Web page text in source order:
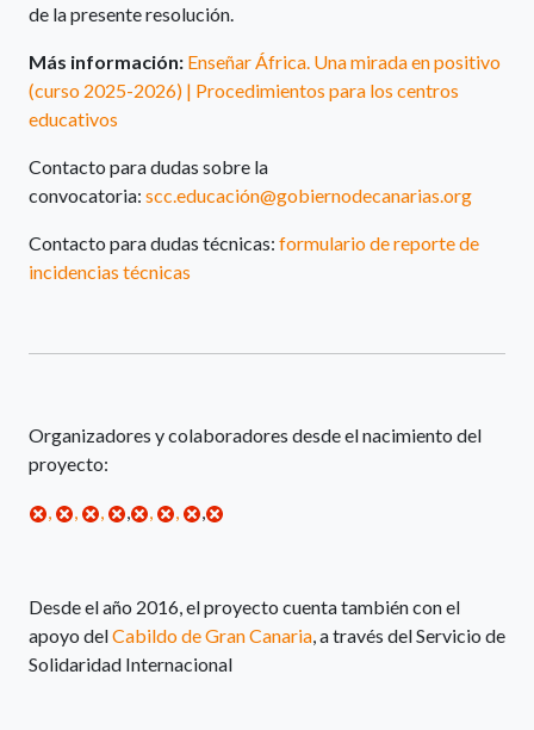
de la presente resolución.
Más información: Enseñar África. Una mirada en positivo
(curso 2025-2026) | Procedimientos para los centros
educativos
Contacto para dudas sobre la
convocatoria: scc.educación@gobiernodecanarias.org
Contacto para dudas técnicas: formulario de reporte de
incidencias técnicas
Organizadores y colaboradores desde el nacimiento del
proyecto:
, , , , , , ,
Desde el año 2016, el proyecto cuenta también con el
apoyo delCabildo de Gran Canaria, a través del Servicio de
Solidaridad Internacional